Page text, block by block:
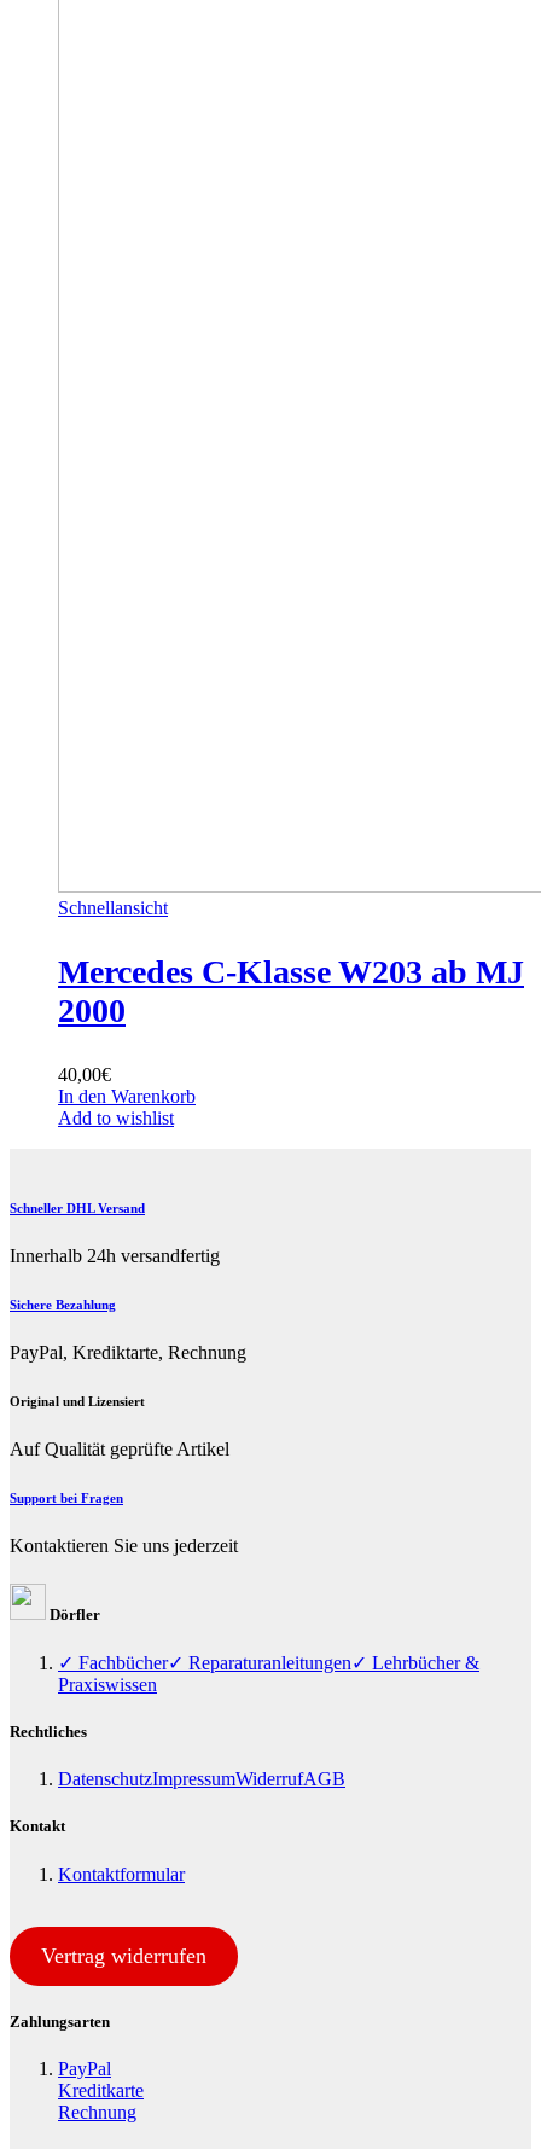
Schnellansicht
Mercedes C-Klasse W203 ab MJ
2000
40,00€
In den Warenkorb
Add to wishlist
Schneller DHL Versand
Innerhalb 24h versandfertig
Sichere Bezahlung
PayPal, Krediktarte, Rechnung
Original und Lizensiert
Auf Qualität geprüfte Artikel
Support bei Fragen
Kontaktieren Sie uns jederzeit
Dörfler
✓ Fachbücher✓ Reparaturanleitungen✓ Lehrbücher &
Praxiswissen
Rechtliches
DatenschutzImpressumWiderrufAGB
Kontakt
Kontaktformular
Vertrag widerrufen
Zahlungsarten
PayPal
Kreditkarte
Rechnung